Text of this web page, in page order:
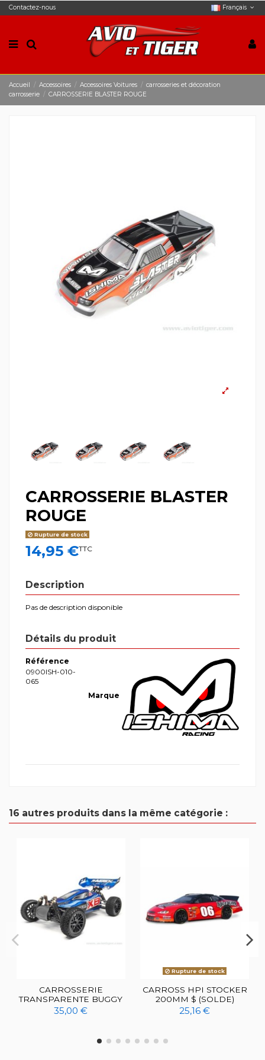
Contactez-nous Français
Accueil Accessoires Accessoires Voitures
carrosseries et décoration
carrosserie
CARROSSERIE BLASTER ROUGE
CARROSSERIE BLASTER
ROUGE
Rupture de stock
14,95 €TTC
Description
Pas de description disponible
Détails du produit
Marque
Référence
0900ISH-010-
065
16 autres produits dans la même catégorie :
CARROSSERIE
TRANSPARENTE BUGGY
35,00 €
Rupture de stock
CARROSS HPI STOCKER
200MM $ (SOLDE)
25,16 €